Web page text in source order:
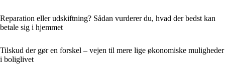
Reparation eller udskiftning? Sådan vurderer du, hvad der bedst kan
betale sig i hjemmet
Tilskud der gør en forskel – vejen til mere lige økonomiske muligheder
i boliglivet